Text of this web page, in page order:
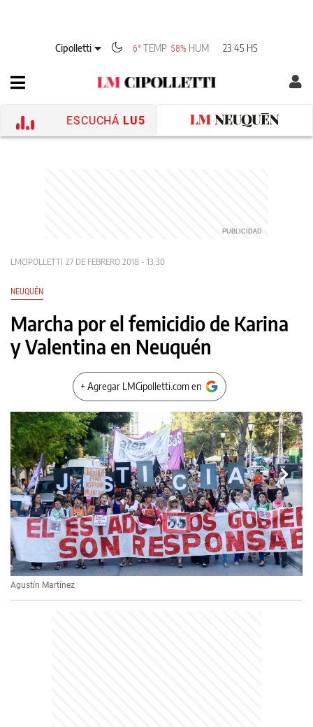
Cipolletti 6°TEMP 58% HUM 23:45 HS
ESCUCHÁ LU5
LMCIPOLLETTI 27 DE FEBRERO 2018 - 13:30
NEUQUÉN
Marcha por el femicidio de Karina
y Valentina en Neuquén
+ Agregar LMCipolletti.com en
Agustín Martínez